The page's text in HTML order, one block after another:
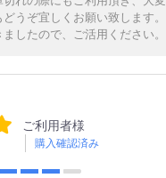
うぞ宜しくお願い致します
したので、ご活用ください。
ご利用者様
購入確認済み